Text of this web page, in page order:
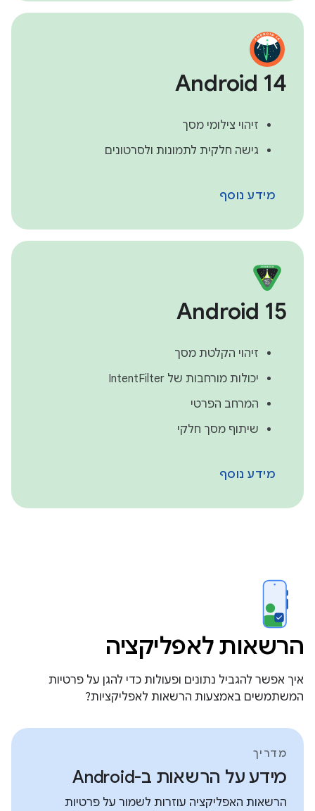
Android 14
זיהוי צילומי מסך
גישה חלקית לתמונות ולסרטונים
מידע נוסף
Android 15
זיהוי הקלטת מסך
יכולות מורחבות של IntentFilter
המרחב הפרטי
שיתוף מסך חלקי
מידע נוסף
הרשאות לאפליקציה
איך אפשר להגביל נתונים ופעולות כדי להגן על פרטיות
המשתמשים באמצעות הרשאות לאפליקציות?
מדריך
מידע על הרשאות ב-Android
הרשאות האפליקציה עוזרות לשמור על פרטיות